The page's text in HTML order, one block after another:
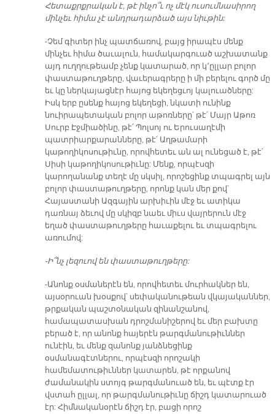
Հետաքրքրական է, թէ ինչո՞ւ ոչ մէկ ուսումնասիրող
մինչեւ հիմա չէ անդրադարձած այս նիւթին:
-Չեմ գիտեր ինչ պատճառով, բայց իրապէս մենք
մինչեւ հիմա ծաւալուն, համակարգուած աշխատանք
այդ ուղղութեամբ չենք կատարած, որ կ՚ըլլար բոլոր
փաստաթուղթերը, վաւերագրերը ի մի բերելու գործ մը
եւ կը ներկայացնէր հայոց եկեղեցւոյ կալուածները:
Իսկ երբ ըսենք հայոց եկեղեցի, նկատի ունինք
նուիրապետական բոլոր աթոռները՝ թէ՛ Մայր Աթոռ
Սուրբ Էջմիածինը, թէ՛ Պոլսոյ ու Երուսաղէմի
պատրիարքարանները, թէ՛ Աղթամարի
կաթողիկոսութիւնը, որովհետեւ ան ալ ունեցած է, թէ՛
Սիսի կաթողիկոսութիւնը: Մենք, որպէսզի
կարողանանք տեղէ մը սկսիլ, որոշեցինք տպագրել այն
բոլոր փաստաթուղթերը, որոնք կան մեր քով՝
Հայաստանի Ազգային արխիւին մէջ եւ ատիկա
դառնայ ձեւով մը սկիզբ նաեւ միւս վայրերուն մէջ
եղած փաստաթուղթերը հաւաքելու եւ տպագրելու
առումով:
-Ի՞նչ լեզուով են փաստաթուղթերը:
-Անոնք օսմաներէն են, որովհետեւ մուրհակներ են,
այսօրուան խօսքով՝ սեփականութեան վկայականներ,
թրքական պաշտօնական զինանշանով,
համապատասխան դրոշմանիշերով եւ մեր բախտը
բերած է, որ անոնք հայերէն թարգմանութիւններ
ունէին, եւ մենք զանոնք յանձնեցինք
օսմանագէտներու, որպէսզի որոշակի
համեմատութիւններ կատարեն, թէ որքանով
ժամանակին ստոյգ թարգմանուած են, եւ պէտք էր
վստահ ըլլալ, որ թարգմանութիւնը ճիշդ կատարուած
էր: Հիմնականօրէն ճիշդ էր, բացի որոշ